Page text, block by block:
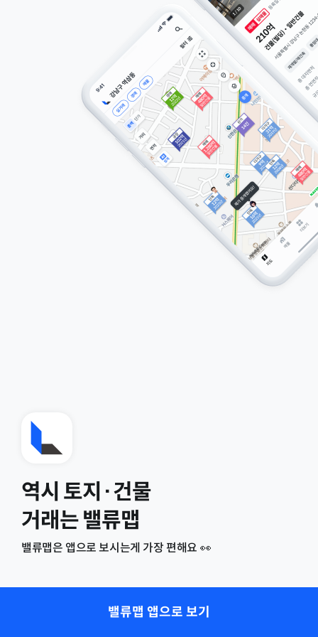
역시 토지·건물
거래는 밸류맵
밸류맵은 앱으로 보시는게 가장 편해요 👀
밸류맵 앱으로 보기